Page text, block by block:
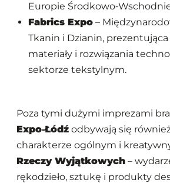
Europie
Fabrics Expo –
Tkanin i Dzianin,
materiały i rozwiązania
sektorze tekstylnym.
Poza tymi dużymi imprezami
Expo‑Łódź odbywają się
charakterze ogólnym i
Rzeczy Wyjątkowych –
rękodzieło, sztukę i produkty